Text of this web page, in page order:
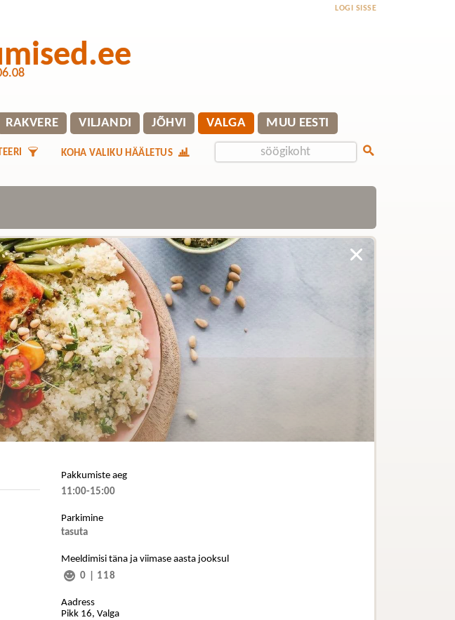
LOGI SISSE
RAKVERE VILJANDI JÕHVI VALGA MUU EESTI
KOHA VALIKU HÄÄLETUS
Pakkumiste aeg
11:00-15:00
Parkimine
tasuta
Meeldimisi täna ja viimase aasta jooksul
0
118
Aadress
Pikk 16, Valga